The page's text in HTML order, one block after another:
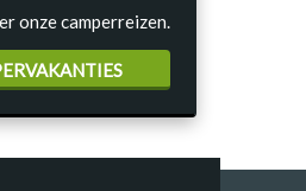
onze camperreizen.